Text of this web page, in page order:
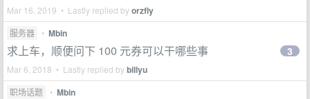
Mar 16, 2019 • Lastly replied byorzfly
服务器 • Mbin
求上车，顺便问下 100 元券可以干哪些事
Mar 6, 2018 • Lastly replied bybillyu
3
职场话题 • Mbin